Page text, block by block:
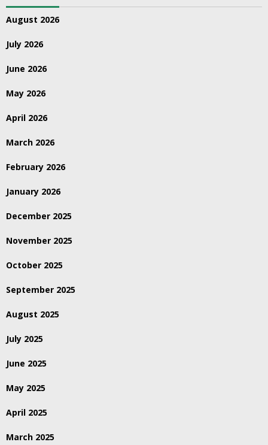
August 2026
July 2026
June 2026
May 2026
April 2026
March 2026
February 2026
January 2026
December 2025
November 2025
October 2025
September 2025
August 2025
July 2025
June 2025
May 2025
April 2025
March 2025